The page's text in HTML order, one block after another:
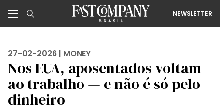
NEWSLETTER
27-02-2026 | MONEY
Nos EUA, aposentados voltam
ao trabalho — e não é só pelo
dinheiro